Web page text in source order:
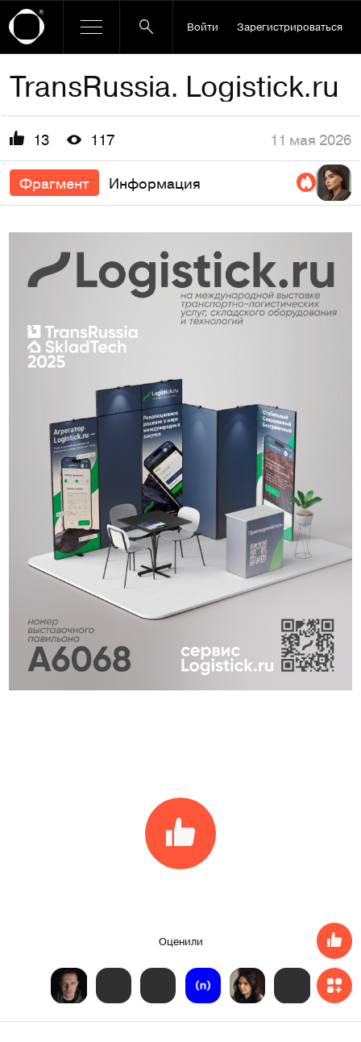
Войти Зарегистрироваться
TransRussia. Logistick.ru
13 117 11 мая 2026
Фрагмент Информация
Оценили